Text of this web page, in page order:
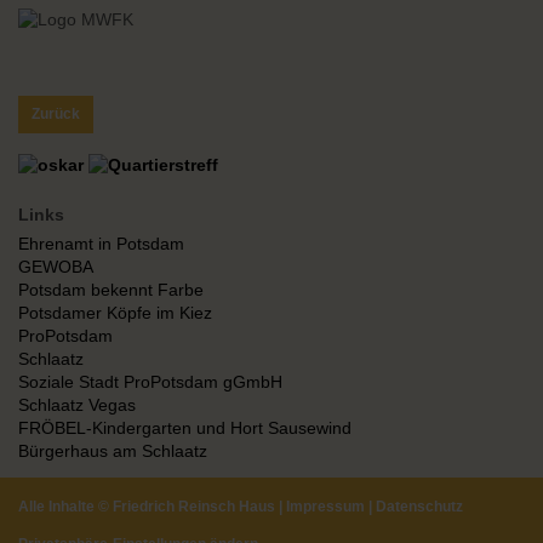
Zurück
Links
Ehrenamt in Potsdam
GEWOBA
Potsdam bekennt Farbe
Potsdamer Köpfe im Kiez
ProPotsdam
Schlaatz
Soziale Stadt ProPotsdam gGmbH
Schlaatz Vegas
FRÖBEL-Kindergarten und Hort Sausewind
Bürgerhaus am Schlaatz
Alle Inhalte © Friedrich Reinsch Haus Impressum Datenschutz